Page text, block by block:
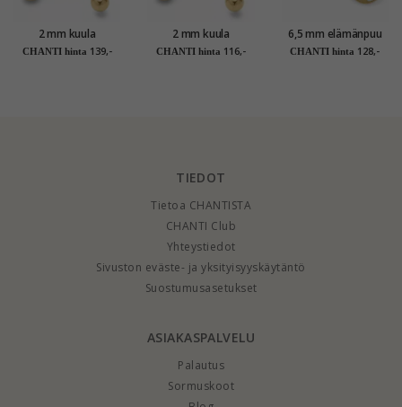
2 mm kuula
nappikorvakorut 14
CHANTI hinta 139,-
2 mm kuula
nappikorvakorut 9
CHANTI hinta 116,-
6,5 mm elämänpuu
nappikorvakorut 9
CHANTI hinta 128,-
TIEDOT
Tietoa CHANTISTA
CHANTI Club
Yhteystiedot
Sivuston eväste- ja yksityisyyskäytäntö
Suostumusasetukset
ASIAKASPALVELU
Palautus
Sormuskoot